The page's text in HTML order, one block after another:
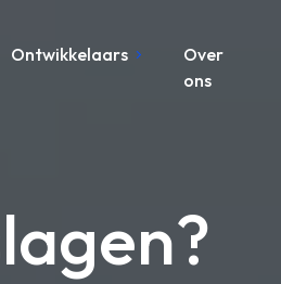
Ontwikkelaars
Over
ons